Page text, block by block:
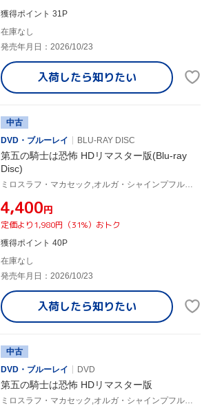
獲得ポイント 31P
在庫なし
発売年月日：2026/10/23
入荷したら知りたい
中古
DVD・ブルーレイ
BLU-RAY DISC
第五の騎士は恐怖 HDリマスター版(Blu-ray
Disc)
ミロスラフ・マカセック,オルガ・シャインプフルゴヴァー,イジー・アダムィラ,ズビニェク・ブリニフ,ハナ・ビェロフラツカー,イジー・シュテルンヴァルト
¥4,400円
定価より1,980円（31%）おトク
獲得ポイント 40P
在庫なし
発売年月日：2026/10/23
入荷したら知りたい
中古
DVD・ブルーレイ
DVD
第五の騎士は恐怖 HDリマスター版
ミロスラフ・マカセック,オルガ・シャインプフルゴヴァー,イジー・アダムィラ,ズビニェク・ブリニフ,ハナ・ビェロフラツカー,イジー・シュテルンヴァルト